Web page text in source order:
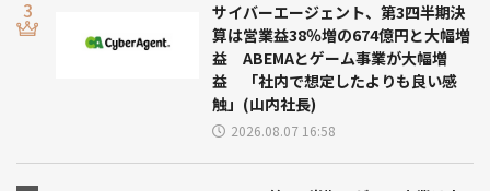
サイバーエージェント、第3四半期決
算は営業益38％増の674億円と大幅増
益 ABEMAとゲーム事業が大幅増
益 「社内で想定したよりも良い感
触」(山内社長)
2026.08.07 16:58